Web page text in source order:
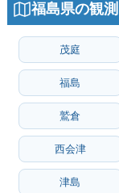
福島県の観測
茂庭
福島
鷲倉
西会津
津島